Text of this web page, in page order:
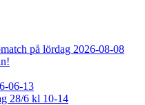
på lördag 2026-08-08
06-13
28/6 kl 10-14